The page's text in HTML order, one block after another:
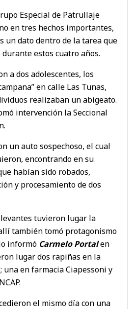
Especial de Patrullaje
en tres hechos importantes,
un dato dentro de la tarea que
estos cuatro años.
a dos adolescentes, los
en calle Las Tunas,
realizaban un abigeato.
intervención la Seccional
un auto sospechoso, el cual
encontrando en su
habían sido robados,
y procesamiento de dos
tuvieron lugar la
también tomó protagonismo
informó Carmelo Portalen
lugar dos rapiñas en la
una en farmacia Ciapessoni y
el mismo día con una